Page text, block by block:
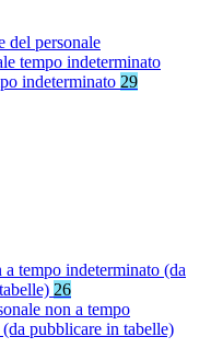
del personale
tempo indeterminato
indeterminato 29
a tempo indeterminato (da
26
non a tempo
pubblicare in tabelle)